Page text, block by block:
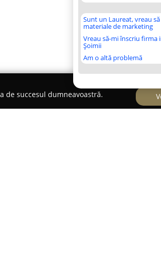
Sunt un Laureat, vreau
materiale de marketing
Vreau să-mi înscriu firma
Șoimii
Am o altă problemă
de succesul dumneavoastră.